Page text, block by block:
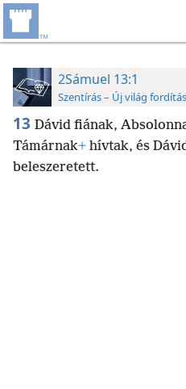
2Sámuel 13:1
Szentírás – Új világ
13 Dávid fiának,
Támárnak+ hívtak, és
beleszeretett.